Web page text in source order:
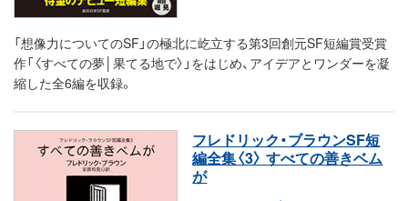
「想像力についてのSF」の極北に屹立する第3回創元SF短編賞受賞
作「〈すべての夢│果てる地で〉」をはじめ、アイデアとワンダーを凝
縮した全6編を収録。
フレドリック・ブラウンSF短
編全集〈3〉 すべての善きベム
が